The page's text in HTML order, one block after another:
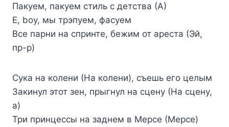
Пакуем, пакуем стиль с детства (А)
Е, boy, мы трэпуем, фасуем
Все парни на спринте, бежим от ареста (Эй,
пр-р)
Сука на колени (На колени), съешь его целым
Закинул этот зен, прыгнул на сцену (На сцену,
а)
Три принцессы на заднем в Мерсе (Мерсе)